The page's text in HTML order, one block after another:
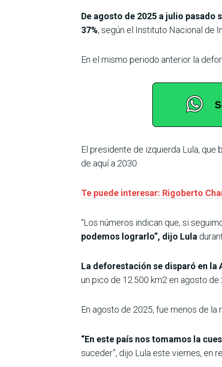
De agosto de 2025 a julio pasado
37%, según el Instituto Nacional de
En el mismo periodo anterior la
El presidente de izquierda Lula, que
de aquí a 2030.
Te puede interesar: Rigoberto
“Los números indican que, si
podemos lograrlo”, dijo Lula
La deforestación se disparó en
un pico de 12.500 km2 en agosto de
En agosto de 2025, fue menos de la
“En este país nos tomamos la
suceder”, dijo Lula este viernes, en